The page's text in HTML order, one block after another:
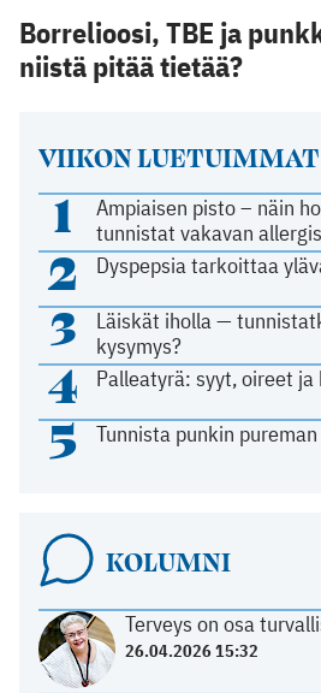
VIIKON LUETUIMMAT
1
Ampiaisen pisto – näin
tunnistat vakavan
2 Dyspepsia tarkoittaa
3
Läiskät iholla —
kysymys?
4 Palleatyrä: syyt, oireet ja
5 Tunnista punkin
KOLUMNI
Terveys on osa
26.04.2026 15:32
Borrelioosi, TBE ja
niistä pitää tietää?